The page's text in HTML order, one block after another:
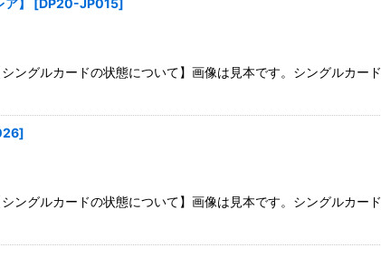
】 [DP20-JP015]
ングルカードの状態について】画像は見本です。シングルカー
]
ングルカードの状態について】画像は見本です。シングルカー